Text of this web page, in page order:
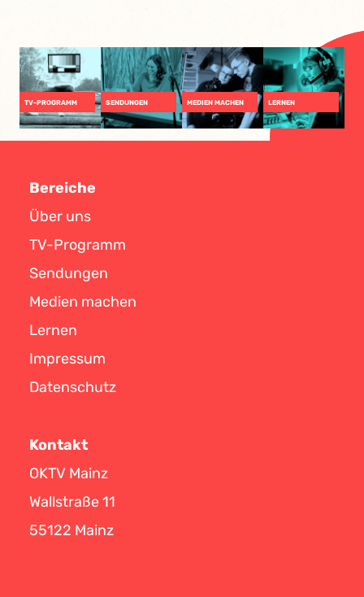
TV-PROGRAMM SENDUNGEN MEDIEN MACHEN LERNEN
Bereiche
Über uns
TV-Programm
Sendungen
Medien machen
Lernen
Impressum
Datenschutz
Kontakt
OKTV Mainz
Wallstraße 11
55122 Mainz